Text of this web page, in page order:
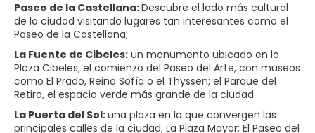
Paseo de la Castellana:Descubre el lado más cultural
de la ciudad visitando lugares tan interesantes como el
Paseo de la Castellana;
La Fuente de Cibeles: un monumento ubicado en la
Plaza Cibeles; el comienzo del Paseo del Arte, con museos
como El Prado, Reina Sofía o el Thyssen; el Parque del
Retiro, el espacio verde más grande de la ciudad.
La Puerta del Sol:una plaza en la que convergen las
principales calles de la ciudad; La Plaza Mayor; El Paseo del